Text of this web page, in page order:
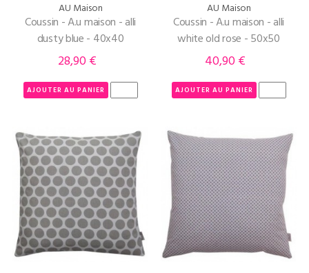
AU Maison
Coussin - A.u maison - alli
dusty blue - 40x40
Prix
28,90 €
AJOUTER AU PANIER
AU Maison
Coussin - A.u maison - alli
white old rose - 50x50
Prix
40,90 €
AJOUTER AU PANIER